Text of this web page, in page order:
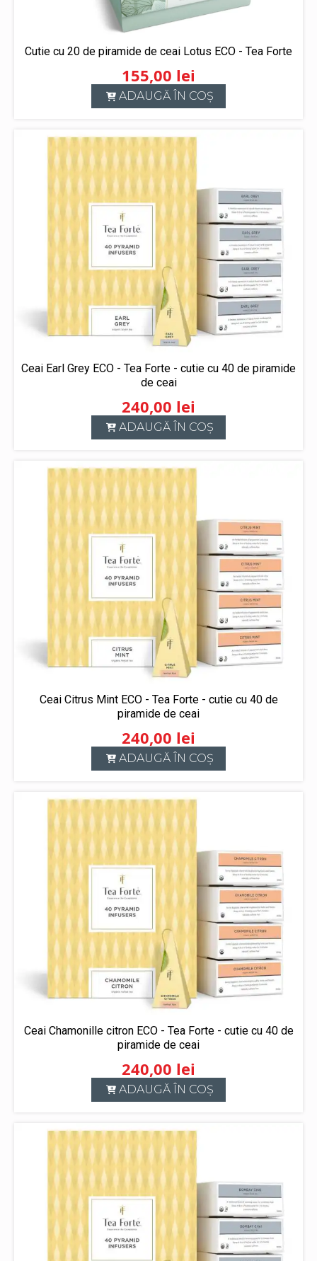
Cutie cu 20 de piramide de ceai Lotus ECO - Tea Forte
155,00 lei
ADAUGĂ ÎN COȘ
Ceai Earl Grey ECO - Tea Forte - cutie cu 40 de piramide
de ceai
240,00 lei
ADAUGĂ ÎN COȘ
Ceai Citrus Mint ECO - Tea Forte - cutie cu 40 de
piramide de ceai
240,00 lei
ADAUGĂ ÎN COȘ
Ceai Chamonille citron ECO - Tea Forte - cutie cu 40 de
piramide de ceai
240,00 lei
ADAUGĂ ÎN COȘ